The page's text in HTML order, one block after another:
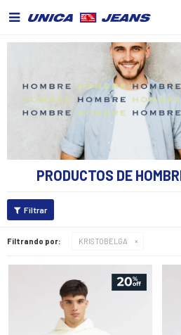

PRODUCTOS DE
Filtrando por: KRISTOBELGA